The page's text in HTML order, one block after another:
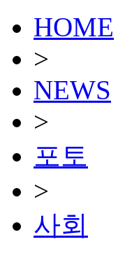
HOME
>
NEWS
>
포토
>
사회